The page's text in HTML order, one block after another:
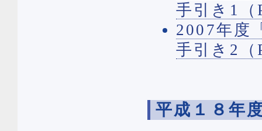
手引き1
2007年度
手引き2
平成１８年